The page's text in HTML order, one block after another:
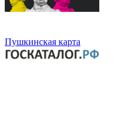
Пушкинская карта